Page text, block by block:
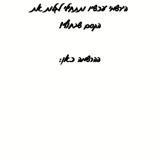
הירשמי עכשיו ותתחילי לגלות את
הקסם שבחוץ!
ההרשמה כאן: